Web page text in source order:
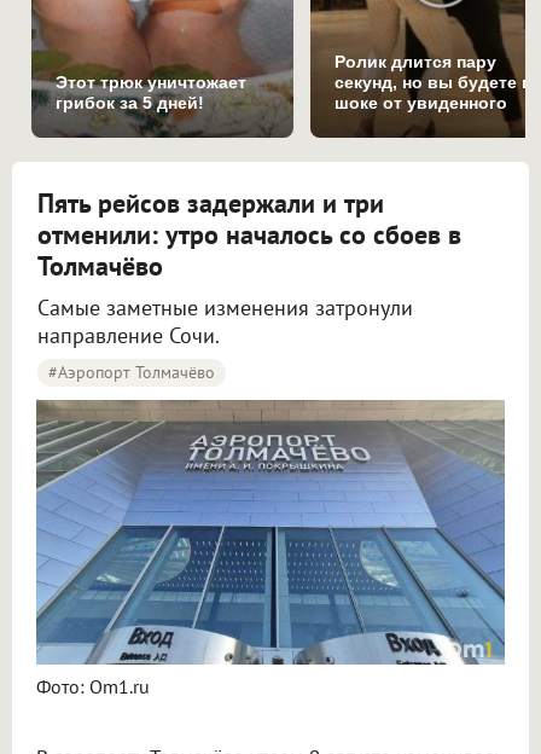
Этот трюк уничтожает
грибок за 5 дней!
Ролик длится пару
секунд, но вы будете в
шоке от увиденного
Пять рейсов задержали и три
отменили: утро началось со сбоев в
Толмачёво
Самые заметные изменения затронули
направление Сочи.
#Аэропорт Толмачёво
Фото: Om1.ru